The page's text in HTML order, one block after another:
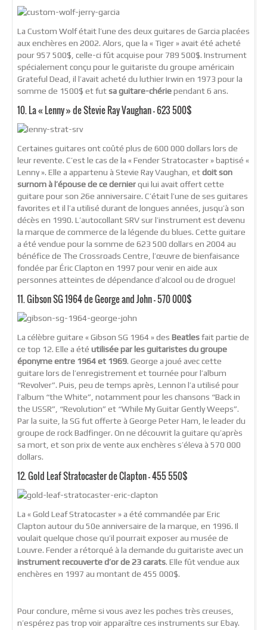
La Custom Wolf était l’une des deux guitares de Garcia placées
aux enchères en 2002. Alors, que la « Tiger » avait été acheté
pour 957 500$, celle-ci fût acquise pour 789 500$. Instrument
spécialement conçu pour le guitariste du groupe américain
Grateful Dead, il l’avait acheté du luthier Irwin en 1973 pour la
somme de 1500$ et futsa guitare-chériependant 6 ans.
10. La « Lenny » de Stevie Ray Vaughan – 623 500$
Certaines guitares ont coûté plus de 600 000 dollars lors de
leur revente. C’est le cas de la « Fender Stratocaster » baptisé «
Lenny ». Elle a appartenu à Stevie Ray Vaughan, etdoit son
surnom à l’épouse de ce dernierqui lui avait offert cette
guitare pour son 26e anniversaire. C’était l’une de ses guitares
favorites et il l’a utilisé durant de longues années, jusqu’à son
décès en 1990. L’autocollant SRV sur l’instrument est devenu
la marque de commerce de la légende du blues. Cette guitare
a été vendue pour la somme de 623 500 dollars en 2004 au
bénéfice de The Crossroads Centre, l’œuvre de bienfaisance
fondée par Éric Clapton en 1997 pour venir en aide aux
personnes atteintes de dépendance d’alcool ou de drogue!
11. Gibson SG 1964 de George and John – 570 000$
La célèbre guitare « Gibson SG 1964 » des Beatlesfait partie de
ce top 12. Elle a été utilisée par les guitaristes du groupe
éponyme entre 1964 et 1969. George a joué avec cette
guitare lors de l’enregistrement et tournée pour l’album
“Revolver”. Puis, peu de temps après, Lennon l’a utilisé pour
l’album “the White”, notamment pour les chansons “Back in
the USSR”, “Revolution” et “While My Guitar Gently Weeps”.
Par la suite, la SG fut offerte à George Peter Ham, le leader du
groupe de rock Badfinger. On ne découvrit la guitare qu’après
sa mort, et son prix de vente aux enchères s’éleva à 570 000
dollars.
12. Gold Leaf Stratocaster de Clapton – 455 550$
La « Gold Leaf Stratocaster » a été commandée par Eric
Clapton autour du 50e anniversaire de la marque, en 1996. Il
voulait quelque chose qu’il pourrait exposer au musée de
Louvre. Fender a rétorqué à la demande du guitariste avec un
instrument recouverte d’or de 23 carats. Elle fût vendue aux
enchères en 1997 au montant de 455 000$.
Pour conclure, même si vous avez les poches très creuses,
n’espérez pas trop voir apparaître ces instruments sur Ebay.